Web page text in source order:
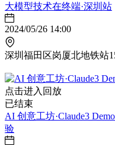
大模型技术在终端·深圳站
2024/05/26 14:00
深圳福田区岗厦北地铁站
点击进入回放
已结束
AI 创意工坊·Claude3
验